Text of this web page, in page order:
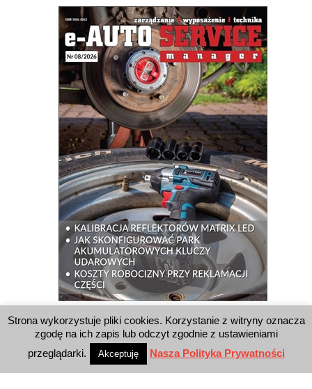
WYSZUKIWARKA
Strona wykorzystuje pliki cookies. Korzystanie z witryny oznacza
zgodę na ich zapis lub odczyt zgodnie z ustawieniami
przeglądarki.
Akceptuję Nasza Polityka Prywatności